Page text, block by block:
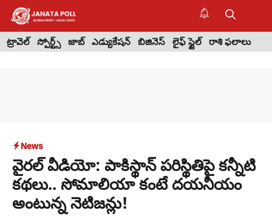
Skip
content
ట్రావెల్ స్పోర్ట్స్ జాబ్ ఎడ్యుకేషన్ బిజినెస్ లైఫ్ స్టైల్ రాశి ఫలాలు
News
వైరల్‌ వీడియో: పాకిస్థాన్‌ పరిస్థితిపై కన్నీటి
కథలు.. సోమాలియా కంటే దయనీయం
అంటున్న నెటిజన్లు!